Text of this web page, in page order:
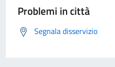
Problemi in città
Segnala disservizio